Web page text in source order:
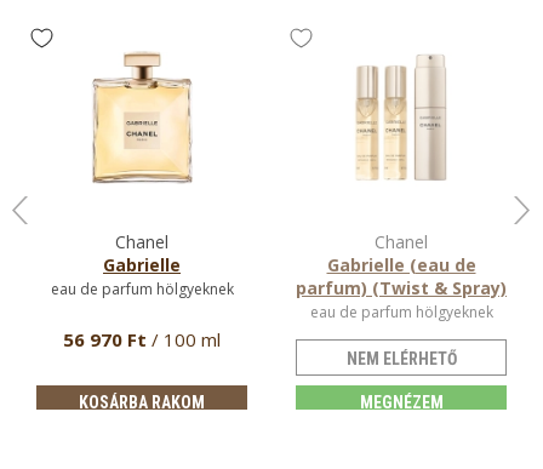
Chanel
Gabrielle
eau de parfum hölgyeknek
56 970 Ft / 100 ml
KOSÁRBA RAKOM
Chanel
Gabrielle (eau de
parfum) (Twist & Spray)
eau de parfum hölgyeknek
NEM ELÉRHETŐ
MEGNÉZEM